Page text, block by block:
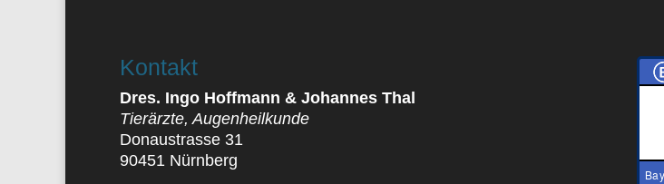
Kontakt
Dres. Ingo Hoffmann & Johannes Thal
Tierärzte, Augenheilkunde
Donaustrasse 31
90451 Nürnberg